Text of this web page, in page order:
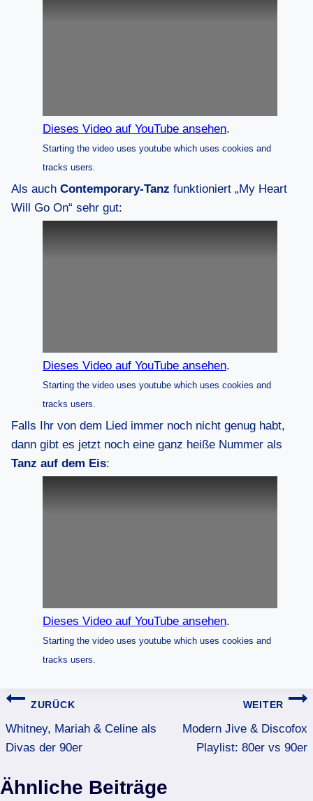
Dieses Video auf YouTube ansehen.
Starting the video uses youtube which uses cookies and
tracks users.
Als auch Contemporary-Tanz funktioniert „My Heart
Will Go On“ sehr gut:
Dieses Video auf YouTube ansehen.
Starting the video uses youtube which uses cookies and
tracks users.
Falls Ihr von dem Lied immer noch nicht genug habt,
dann gibt es jetzt noch eine ganz heiße Nummer als
Tanz auf dem Eis:
Dieses Video auf YouTube ansehen.
Starting the video uses youtube which uses cookies and
tracks users.
Beitragsnavigation
ZURÜCK
Whitney, Mariah & Celine als
Divas der 90er
WEITER
Modern Jive & Discofox
Playlist: 80er vs 90er
Ähnliche Beiträge